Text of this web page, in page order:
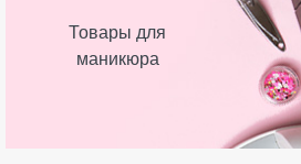
Товары для
маникюра